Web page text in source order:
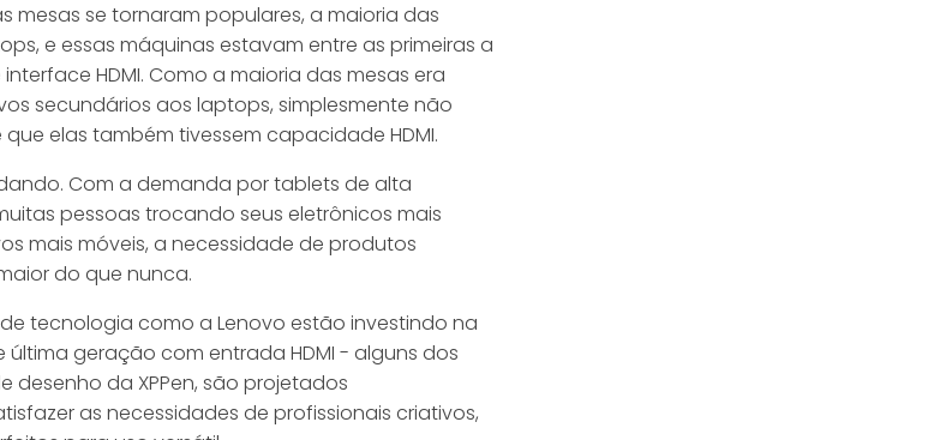
mesas se tornaram populares, a maioria das
e essas máquinas estavam entre as primeiras a
HDMI. Como a maioria das mesas era
secundários aos laptops, simplesmente não
elas também tivessem capacidade HDMI.
Com a demanda por tablets de alta
pessoas trocando seus eletrônicos mais
mais móveis, a necessidade de produtos
do que nunca.
tecnologia como a Lenovo estão investindo na
geração com entrada HDMI - alguns dos
desenho da XPPen, são projetados
as necessidades de profissionais criativos,